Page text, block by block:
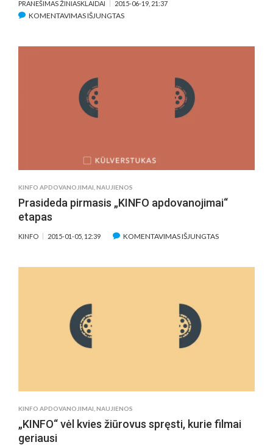
PRANEŠIMAS ŽINIASKLAIDAI 2015-06-19, 21:37
KOMENTAVIMAS IŠJUNGTASĮRAŠE
KINFO APDOVANOJIMAI,NAUJIENOS
Prasideda pirmasis „KINFO apdovanojimai“
etapas
KINFO 2015-01-05, 12:39 KOMENTAVIMAS IŠJUNGTASĮRAŠE
KINFO APDOVANOJIMAI NAUJIENOS
„KINFO“ vėl kvies žiūrovus spręsti, kurie filmai
geriausi